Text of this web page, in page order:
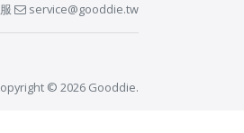
service@gooddie.tw
© 2026 Gooddie.